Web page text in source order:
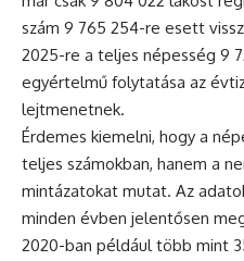
szám 9 765 254-re esett
2025-re a teljes népesség 9
egyértelmű folytatása az
lejtmenetnek.
Érdemes kiemelni, hogy a
teljes számokban, hanem a
mintázatokat mutat. Az
minden évben jelentősen
2020-ban például több mint